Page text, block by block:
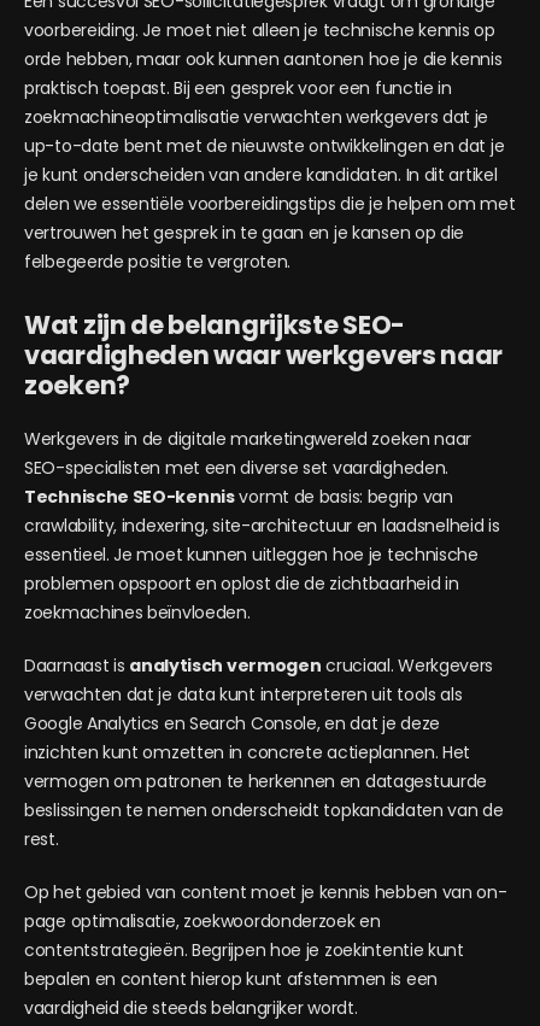
voorbereiding. Je moet niet alleen je technische kennis op
orde hebben, maar ook kunnen aantonen hoe je die kennis
praktisch toepast. Bij een gesprek voor een functie in
zoekmachineoptimalisatie verwachten werkgevers dat je
up-to-date bent met de nieuwste ontwikkelingen en dat je
je kunt onderscheiden van andere kandidaten. In dit artikel
delen we essentiële voorbereidingstips die je helpen om met
vertrouwen het gesprek in te gaan en je kansen op die
felbegeerde positie te vergroten.
Wat zijn de belangrijkste SEO-
vaardigheden waar werkgevers naar
zoeken?
Werkgevers in de digitale marketingwereld zoeken naar
SEO-specialisten met een diverse set vaardigheden.
Technische SEO-kennisvormt de basis: begrip van
crawlability, indexering, site-architectuur en laadsnelheid is
essentieel. Je moet kunnen uitleggen hoe je technische
problemen opspoort en oplost die de zichtbaarheid in
zoekmachines beïnvloeden.
Daarnaast is analytisch vermogen cruciaal. Werkgevers
verwachten dat je data kunt interpreteren uit tools als
Google Analytics en Search Console, en dat je deze
inzichten kunt omzetten in concrete actieplannen. Het
vermogen om patronen te herkennen en datagestuurde
beslissingen te nemen onderscheidt topkandidaten van de
rest.
Op het gebied van content moet je kennis hebben van on-
page optimalisatie, zoekwoordonderzoek en
contentstrategieën. Begrijpen hoe je zoekintentie kunt
bepalen en content hierop kunt afstemmen is een
vaardigheid die steeds belangrijker wordt.